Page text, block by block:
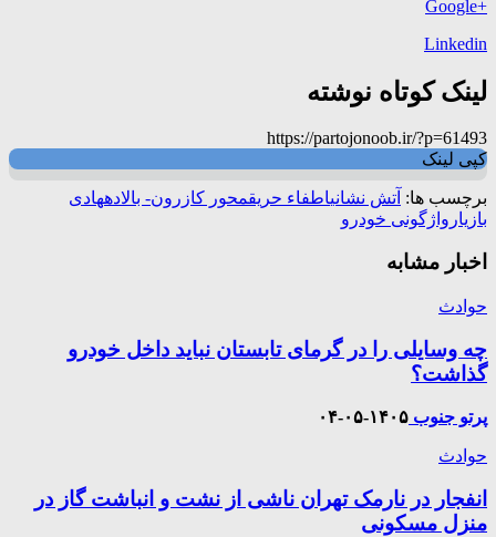
+Google
Linkedin
لینک کوتاه نوشته
https://partojonoob.ir/?p=61493
کپی لینک
برچسب ها: آتش نشانیاطفاء حریقمحور کازرون- بالادههادی
بازیار واژگونی خودرو
اخبار مشابه
حوادث
چه وسایلی را در گرمای تابستان نباید داخل خودرو
گذاشت؟
پرتو جنوب ۱۴۰۵-۰۵-۰۴
حوادث
انفجار در نارمک تهران ناشی از نشت و انباشت گاز در
منزل مسکونی